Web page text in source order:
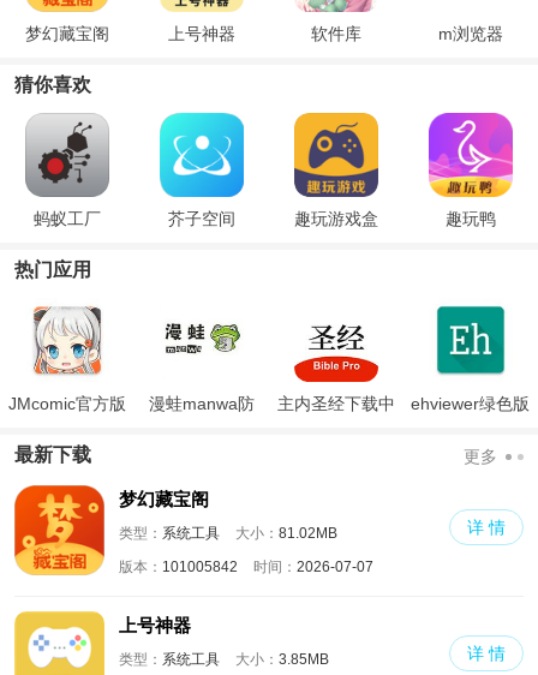
梦幻藏宝阁 上号神器 软件库 m浏览器
猜你喜欢
蚂蚁工厂 芥子空间 趣玩游戏盒 趣玩鸭
热门应用
JMcomic官方版
漫蛙manwa防
主内圣经下载中
ehviewer绿色版
最新下载 更多
梦幻藏宝阁
类型： 系统工具 大小： 81.02MB
版本： 101005842 时间： 2026-07-07
详 情
上号神器
类型： 系统工具 大小： 3.85MB 详 情